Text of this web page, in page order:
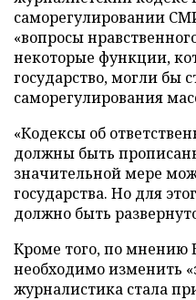
саморегулировании
«вопросы
некоторые функции,
государство, могли бы
саморегулирования
«Кодексы об
должны быть
значительной мере
государства. Но для
должно быть
Кроме того, по мнению
необходимо изменить
журналистика стала